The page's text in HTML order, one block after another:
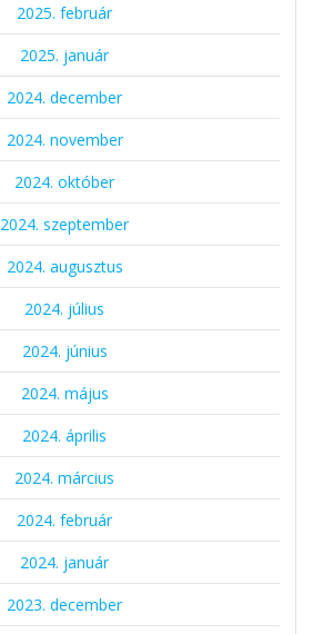
2025. február
2025. január
2024. december
2024. november
2024. október
2024. szeptember
2024. augusztus
2024. július
2024. június
2024. május
2024. április
2024. március
2024. február
2024. január
2023. december